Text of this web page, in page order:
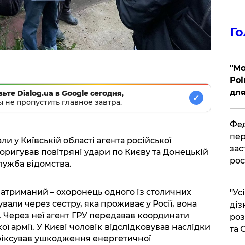
Dialog.ua в Google сегодня,
не пропустить главное завтра.
✓
у Київській області агента російської
повітряні удари по Києву та Донецькій
відомства.
– охоронець одного із столичних
через сестру, яка проживає у Росії, вона
Через неї агент ГРУ передавав координати
армії. У Києві чоловік відслідковував наслідки
ушкодження енергетичної
та